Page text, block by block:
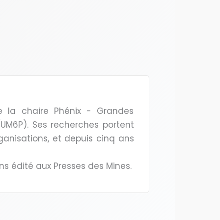
la chaire Phénix - Grandes
Ses recherches portent
et depuis cinq ans
édité aux Presses des Mines.